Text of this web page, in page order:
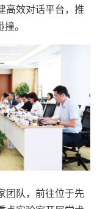
高效对话平台，推
。
团队，前往位于先